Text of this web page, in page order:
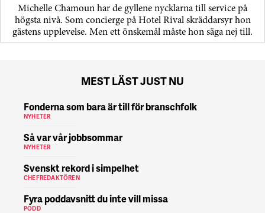
Michelle Chamoun har de gyllene nycklarna till service på
högsta nivå. Som concierge på Hotel Rival skräddarsyr hon
gästens upp­levelse. Men ett önskemål måste hon säga nej till.
MEST LÄST JUST NU
Fonderna som bara är till för branschfolk
NYHETER
Så var vår jobbsommar
NYHETER
Svenskt rekord i simpelhet
CHEFREDAKTÖREN
Fyra poddavsnitt du inte vill missa
PODD